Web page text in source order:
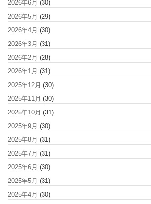
2026年6月 (30)
2026年5月 (29)
2026年4月 (30)
2026年3月 (31)
2026年2月 (28)
2026年1月 (31)
2025年12月 (30)
2025年11月 (30)
2025年10月 (31)
2025年9月 (30)
2025年8月 (31)
2025年7月 (31)
2025年6月 (30)
2025年5月 (31)
2025年4月 (30)